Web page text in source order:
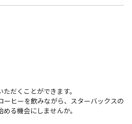
だくことができます。
ーヒーを飲みながら、スターバックスの
る機会にしませんか。